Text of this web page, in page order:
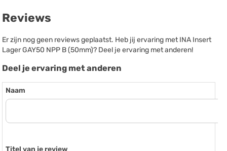
Reviews
Er zijn nog geen reviews geplaatst. Heb jij ervaring met INA Insert
Lager GAY50 NPP B (50mm)? Deel je ervaring met anderen!
Deel je ervaring met anderen
Naam
Titel van je review